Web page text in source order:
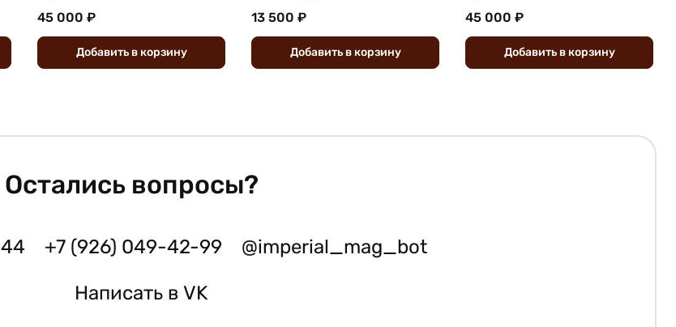
45 000 ₽
Добавить вкорзину
13 500 ₽
Добавить вкорзину
45 000 ₽
Добавить вкорзину
Остались вопросы?
+7 (926) 049-42-99 @imperial_mag_bot
Написать в VK